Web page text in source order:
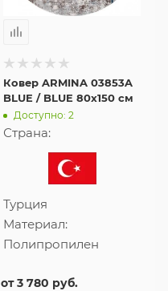
Ковер ARMINA 03853A
BLUE / BLUE 80x150 см
Доступно: 2
Страна:
Турция
Материал:
Полипропилен
от3 780 руб.